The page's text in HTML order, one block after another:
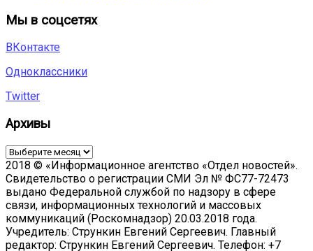
Мы в соцсетях
ВКонтакте
Одноклассники
Twitter
Архивы
Архивы
2018 © «Информационное агентство «Отдел новостей».
Свидетельство о регистрации СМИ Эл № ФС77-72473
выдано Федеральной службой по надзору в сфере
связи, информационных технологий и массовых
коммуникаций (Роскомнадзор) 20.03.2018 года.
Учредитель: Стрункин Евгений Сергеевич. Главный
редактор: Стрункин Евгений Сергеевич. Телефон: +7